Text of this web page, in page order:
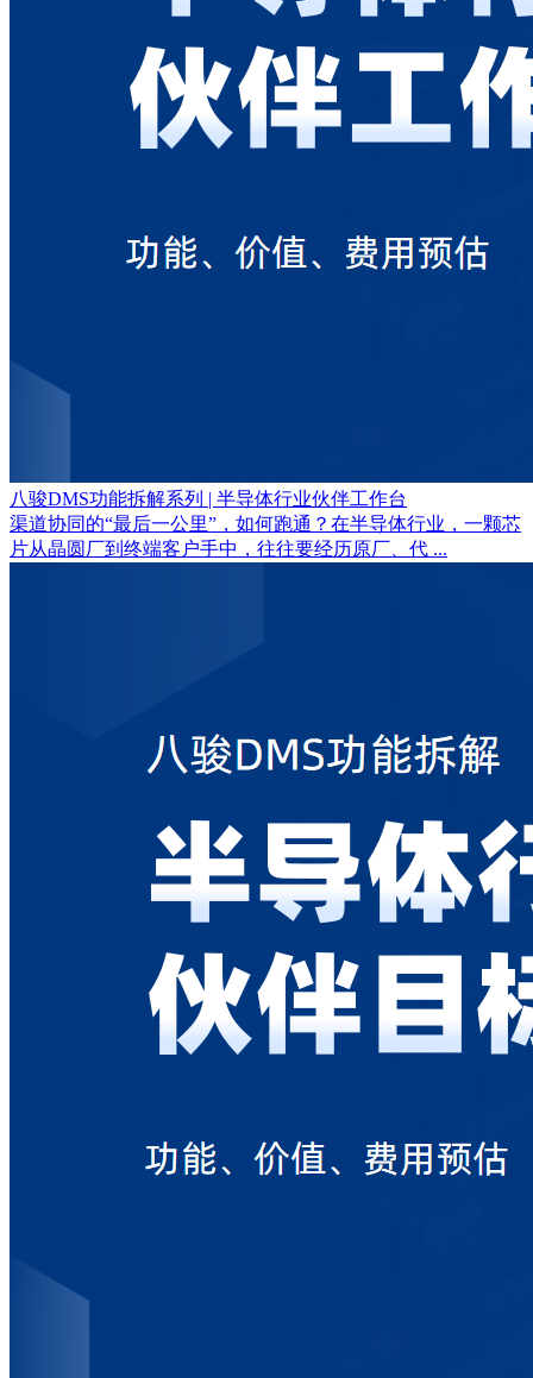
八骏DMS功能拆解系列 | 半导体行业伙伴工作台
渠道协同的“最后一公里”，如何跑通？在半导体行业，一颗芯
片从晶圆厂到终端客户手中，往往要经历原厂、代 ...